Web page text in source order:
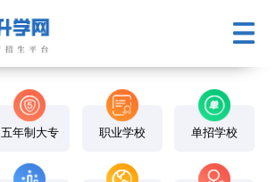
五年制大专 职业学校 单招学校